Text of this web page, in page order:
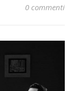
0 commenti